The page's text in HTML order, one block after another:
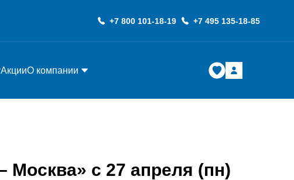
+7 800 101-18-19 +7 495 135-18-85
АкцииО компании
с 27 апреля (пн)